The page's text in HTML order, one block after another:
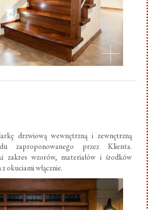
drzwiową wewnętrzną i zewnętrzną
zaproponowanego przez Klienta.
zakres wzorów, materiałów i środków
okuciami włącznie.